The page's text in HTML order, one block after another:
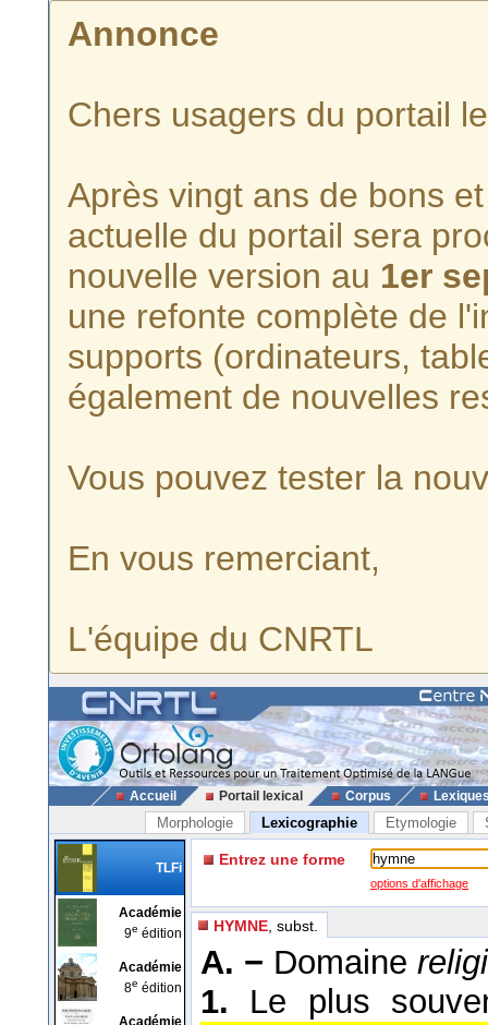
Annonce
Chers usagers du portail
Après vingt ans de bons
actuelle du portail sera
nouvelle version au 1er
une refonte complète de
supports (ordinateurs,
également de nouvelles
Vous pouvez tester la
En vous remerciant,
L'équipe du CNRTL
Accueil Portail lexical Corpus
Morphologie Lexicographie Etymologie
TLFi
Académie
9e édition
Académie
8e édition
Académie
Entrez une forme
options d'affichage
HYMNE , subst.
A. − Domaine
1.
Le plus